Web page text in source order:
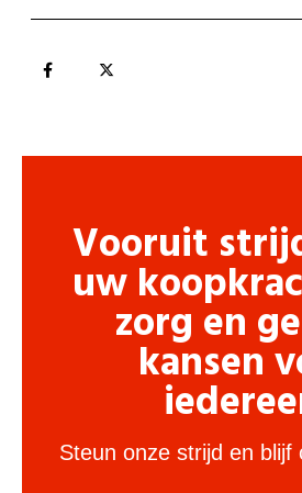
Vooruit
uw
zorg en
kansen
Steun onze strijd en blijf